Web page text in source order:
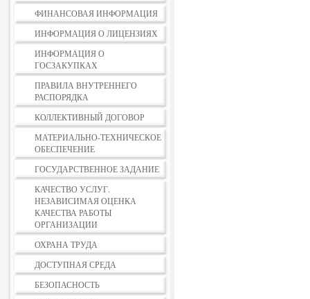
ФИНАНСОВАЯ ИНФОРМАЦИЯ
ИНФОРМАЦИЯ О ЛИЦЕНЗИЯХ
ИНФОРМАЦИЯ О
ГОСЗАКУПКАХ
ПРАВИЛА ВНУТРЕННЕГО
РАСПОРЯДКА
КОЛЛЕКТИВНЫЙ ДОГОВОР
МАТЕРИАЛЬНО-ТЕХНИЧЕСКОЕ
ОБЕСПЕЧЕНИЕ
ГОСУДАРСТВЕННОЕ ЗАДАНИЕ
КАЧЕСТВО УСЛУГ.
НЕЗАВИСИМАЯ ОЦЕНКА
КАЧЕСТВА РАБОТЫ
ОРГАНИЗАЦИИ
ОХРАНА ТРУДА
ДОСТУПНАЯ СРЕДА
БЕЗОПАСНОСТЬ